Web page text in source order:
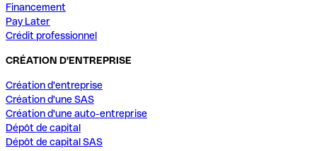
Financement
Pay Later
Crédit professionnel
CRÉATION D'ENTREPRISE
Création d'entreprise
Création d'une SAS
Création d'une auto-entreprise
Dépôt de capital
Dépôt de capital SAS